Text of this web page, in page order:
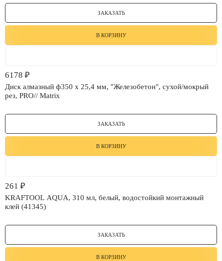
ЗАКАЗАТЬ
В КОРЗИНУ
6178 ₽
Диск алмазный ф350 х 25,4 мм, "Железобетон", сухой/мокрый
рез, PRO// Matrix
ЗАКАЗАТЬ
В КОРЗИНУ
261 ₽
KRAFTOOL AQUA, 310 мл, белый, водостойкий монтажный
клей (41345)
ЗАКАЗАТЬ
В КОРЗИНУ